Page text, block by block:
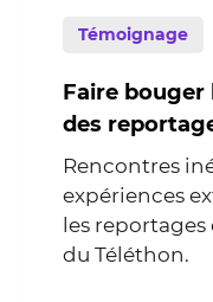
Témoignage
Faire bouger
des
Rencontres
expériences
les
du Téléthon.